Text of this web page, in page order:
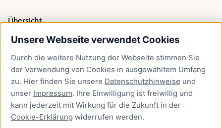
Unsere Webseite verwendet Cookies
Durch die weitere Nutzung der Webseite stimmen Sie
der Verwendung von Cookies in ausgewähltem Umfang
zu. Hier finden Sie unsere Datenschutzhinweise und
unser Impressum. Ihre Einwilligung ist freiwillig und
kann jederzeit mit Wirkung für die Zukunft in der
Cookie-Erklärung widerrufen werden.
Übersicht
Bürgerservice
Presse
Newsletter Lübeck:kompakt
Kontakt
Kontakt